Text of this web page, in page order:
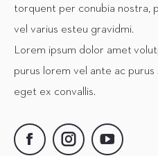
torquent per conubia nostra,
vel varius esteu gravidmi.
Lorem ipsum dolor amet
purus lorem vel ante ac
eget ex convallis.
FacebookInstagramYouTube